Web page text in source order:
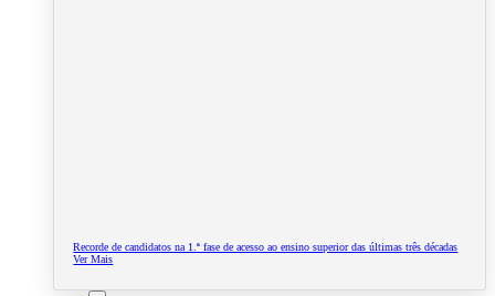
Recorde de candidatos na 1.ª fase de acesso ao ensino superior das últimas três décadas
Ver Mais